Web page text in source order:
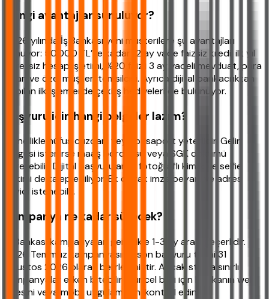
Hangi avantajlar sunuluyor?
2026 yılında İş Bankası yeni müşterilere şu avantajları
sunuyor: 50.000 TL’ye kadar 12 ay vade faizsiz kredi, ilk yıl
ücretsiz hesap işletimi, %20 faizli 3 ay vadeli mevduat, para
puan ve özel müşteri temsilcisi. Ayrıca dijital bankacılıktan
yapılan ilk işlemlerde çekiliş hediyeleri de bulunuyor.
Başvuru için hangi belgeler lazım?
Genellikle nüfus cüzdanı veya pasaport yeterlidir. Gelir
belgesi istenirse maaş bordrosu veya SGK dökümü
gerekebilir. Dijital başvurularda fotoğraflı kimlik ve selfie
çekimi de talep ediliyor. Ek olarak imza beyanı ve adres
teyidi istenebilir.
Kampanya ne kadar sürecek?
İş Bankası kampanyaları genellikle 1-3 ay arası geçerlidir.
2026 Temmuz kampanyasının son başvuru tarihi 31
Ağustos 2026 olarak belirlenmiştir. Ancak stokla sınırlı
kampanyalar erken bitebilir. Güncel bilgi için bankanın web
sitesini veya mobil uygulamasını kontrol edin.